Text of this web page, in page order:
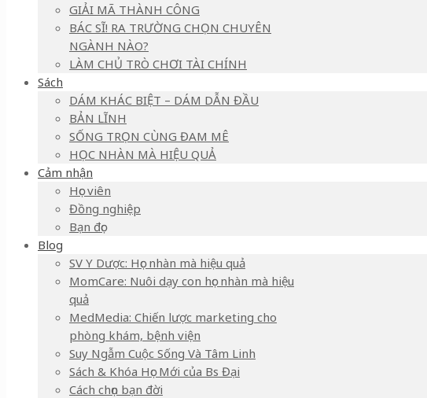
GIẢI MÃ THÀNH CÔNG
BÁC SĨ! RA TRƯỜNG CHỌN CHUYÊN
NGÀNH NÀO?
LÀM CHỦ TRÒ CHƠI TÀI CHÍNH
Sách
DÁM KHÁC BIỆT – DÁM DẪN ĐẦU
BẢN LĨNH
SỐNG TRỌN CÙNG ĐAM MÊ
HỌC NHÀN MÀ HIỆU QUẢ
Cảm nhận
Học viên
Đồng nghiệp
Bạn đọc
Blog
SV Y Dược: Học nhàn mà hiệu quả
MomCare: Nuôi dạy con học nhàn mà hiệu
quả
MedMedia: Chiến lược marketing cho
phòng khám, bệnh viện
Suy Ngẫm Cuộc Sống Và Tâm Linh
Sách & Khóa Học Mới của Bs Đại
Cách chọn bạn đời